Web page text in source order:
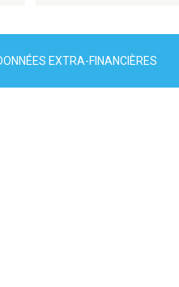
EXTRA-FINANCIÈRES